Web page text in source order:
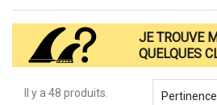
Réparations
Dérives et inserts
JE TROUVE
QUELQUES
Il y a 48 produits. Pertinence